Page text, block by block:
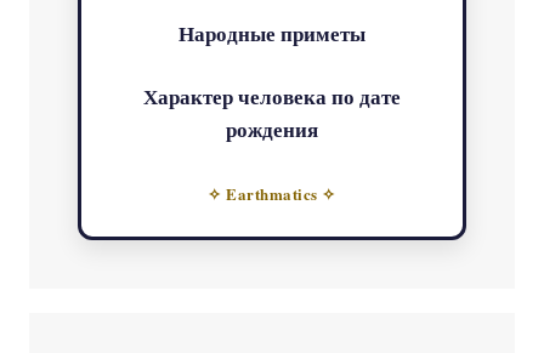
Народные приметы
Характер человека по дате
рождения
✧ Earthmatics ✧